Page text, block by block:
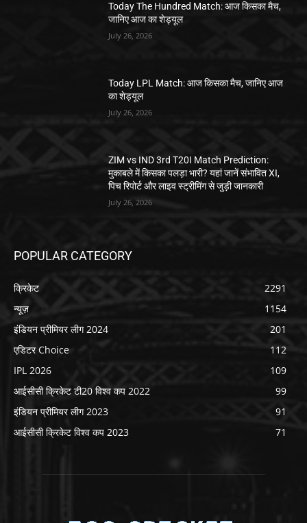
Today The Hundred Match: आज किसका मैच,
जानिए आज का शेड्यूल
July 26, 2026
Today LPL Match: आज किसका मैच, जानिए आज
का शेड्यूल
July 26, 2026
ZIM vs IND 3rd T20I Match Prediction:
मुकाबले में किसका पलड़ा भारी? यहां जानें संभावित XI,
पिच रिपोर्ट और लाइव स्ट्रीमिंग से जुड़ी जानकारी
July 26, 2026
POPULAR CATEGORY
क्रिकेट
2291
न्यूज़
1154
इंडियन प्रीमियर लीग 2024
201
एडिटर Choice
112
IPL 2026
109
आईसीसी क्रिकेट टी20 विश्व कप 2022
99
इंडियन प्रीमियर लीग 2023
91
आईसीसी क्रिकेट विश्व कप 2023
71